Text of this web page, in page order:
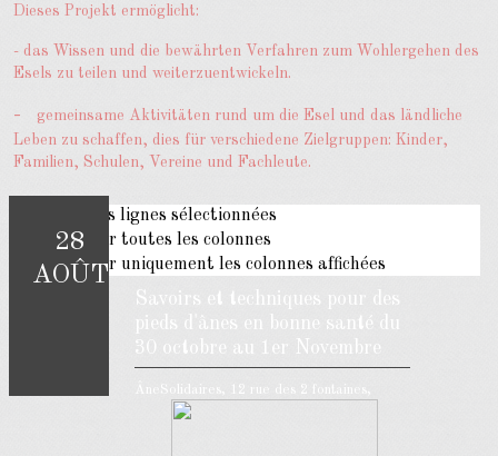
Dieses Projekt ermöglicht:
- das Wissen und die bewährten Verfahren zum Wohlergehen des
Esels zu teilen und weiterzuentwickeln.
-
gemeinsame Aktivitäten rund um die Esel und das ländliche
Leben zu schaffen, dies für verschiedene Zielgruppen: Kinder,
Familien, Schulen, Vereine und Fachleute.